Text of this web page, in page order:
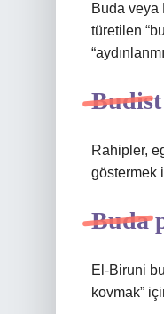
Buda veya
türetilen
Budist
Rahipler,
göstermek
Buda
El-Biruni
kovmak”